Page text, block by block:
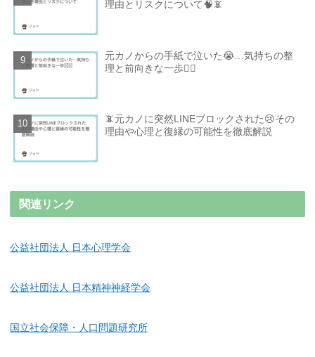
理由とリスクについて🧠📵
元カノからの手紙で泣いた😭…気持ちの整
理と前向きな一歩🚶‍♂️
📵元カノに突然LINEブロックされた😢その
理由や心理と復縁の可能性を徹底解説
関連リンク
公益社団法人 日本心理学会
公益社団法人 日本精神神経学会
国立社会保障・人口問題研究所